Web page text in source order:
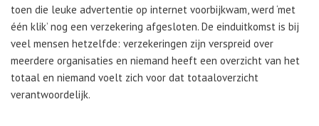
toen die leuke advertentie op internet voorbijkwam, werd ‘met
één klik’ nog een verzekering afgesloten. De einduitkomst is bij
veel mensen hetzelfde: verzekeringen zijn verspreid over
meerdere organisaties en niemand heeft een overzicht van het
totaal en niemand voelt zich voor dat totaaloverzicht
verantwoordelijk.